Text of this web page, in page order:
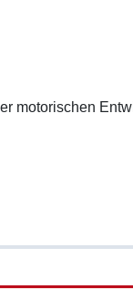
motorischen